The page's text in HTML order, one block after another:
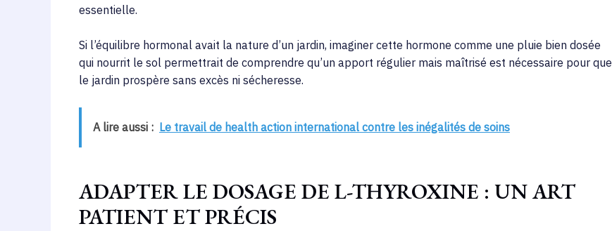
essentielle.
Si l’équilibre hormonal avait la nature d’un jardin, imaginer cette hormone comme une pluie bien dosée
qui nourrit le sol permettrait de comprendre qu’un apport régulier mais maîtrisé est nécessaire pour que
le jardin prospère sans excès ni sécheresse.
A lire aussi : Le travail de health action international contre les inégalités de soins
ADAPTER LE DOSAGE DE L-THYROXINE : UN ART
PATIENT ET PRÉCIS